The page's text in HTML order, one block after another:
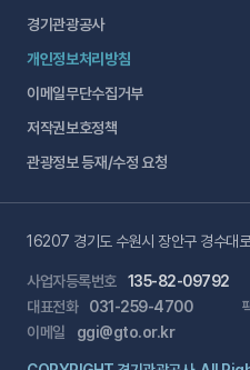
경기관광공사
개인정보처리방침
이메일무단수집거부
저작권보호정책
관광정보 등재/수정 요청
16207 경기도 수원시 장안구 경수대
사업자등록번호
135-82-09792
대표전화
031-259-4700
이메일
ggi@gto.or.kr